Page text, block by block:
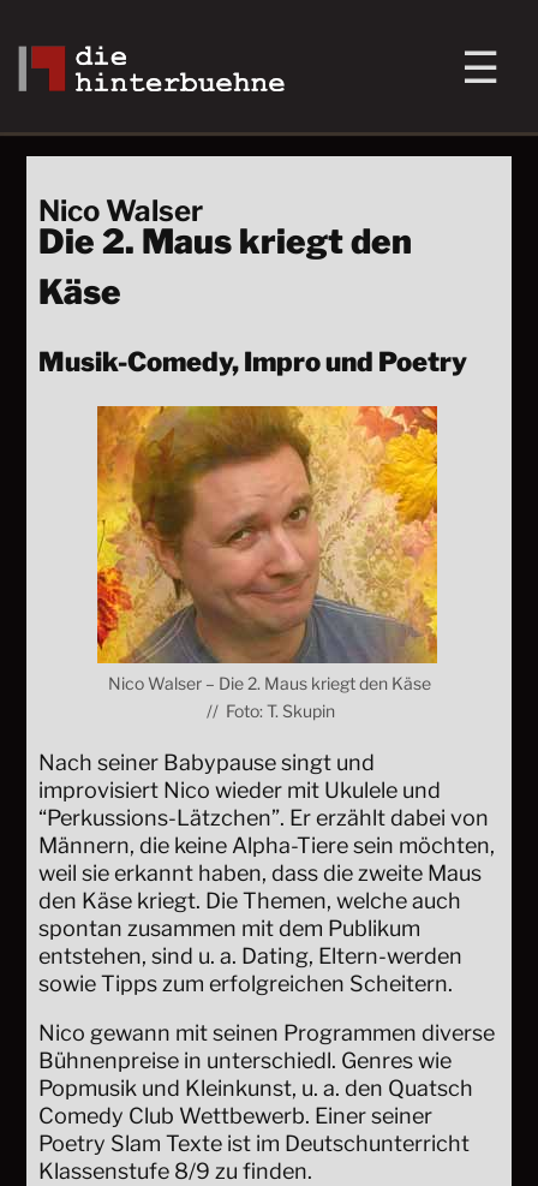
Nico Walser
Die 2. Maus kriegt den
Käse
Musik-Comedy, Impro und Poetry
Nico Walser – Die 2. Maus kriegt den Käse
// Foto: T. Skupin
Nach seiner Babypause singt und
improvisiert Nico wieder mit Ukulele und
“Perkussions-Lätzchen”. Er erzählt dabei von
Männern, die keine Alpha-Tiere sein möchten,
weil sie erkannt haben, dass die zweite Maus
den Käse kriegt. Die Themen, welche auch
spontan zusammen mit dem Publikum
entstehen, sind u. a. Dating, Eltern-werden
sowie Tipps zum erfolgreichen Scheitern.
Nico gewann mit seinen Programmen diverse
Bühnenpreise in unterschiedl. Genres wie
Popmusik und Kleinkunst, u. a. den Quatsch
Comedy Club Wettbewerb. Einer seiner
Poetry Slam Texte ist im Deutschunterricht
Klassenstufe 8/9 zu finden.